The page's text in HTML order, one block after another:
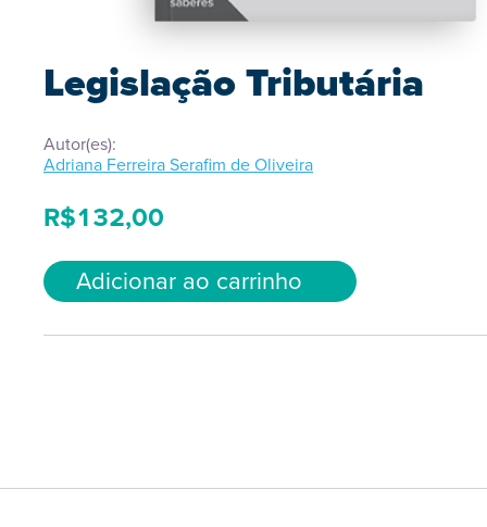
Legislação Tributária
Autor(es):
Adriana Ferreira Serafim de Oliveira
R$132,00
Adicionar ao carrinho